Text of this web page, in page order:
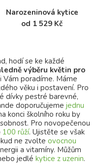
Narozeninová kytice
od 1 529 Kč
hodí se ke každé
výběru květin pro
Vám poradíme. Máme
věku i postavení. Pro
dívky pestré barevné,
doporučujeme jednu
konci školního roku by
Pro novopečenou
100 růží. Ujistěte se však
ne zvolte ovocnou
a vitamíny. Můžům
jedlé kytice z uzenin.